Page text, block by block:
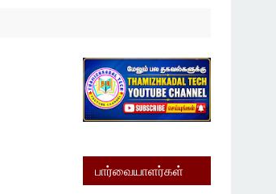
பார்வையாளர்கள்